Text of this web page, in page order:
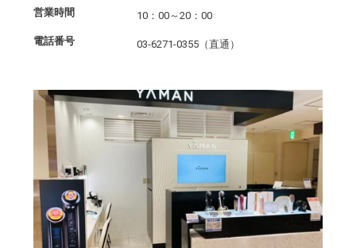
営業時間 10：00～20：00
電話番号 03-6271-0355（直通）